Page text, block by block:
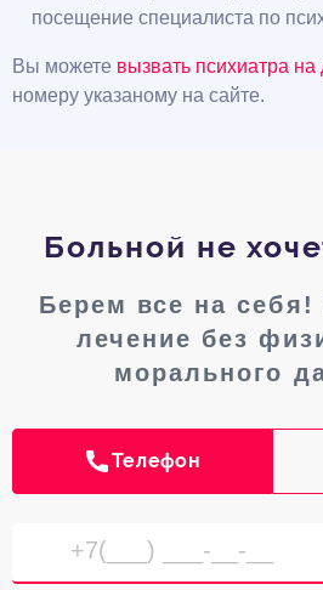
посещение специалиста по
Вы можете вызвать психиатра на
номеру указаному на сайте.
Больной не
Берем все на
лечение без
морального
Телефон